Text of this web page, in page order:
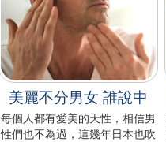
美麗不分男女 誰說中
每個人都有愛美的天性，相信男
性們也不為過，這幾年日本也吹